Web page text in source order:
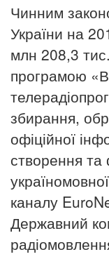
Чинним
України на
млн 208,3
програмою
збирання,
офіційної
створення та
каналу
Державний